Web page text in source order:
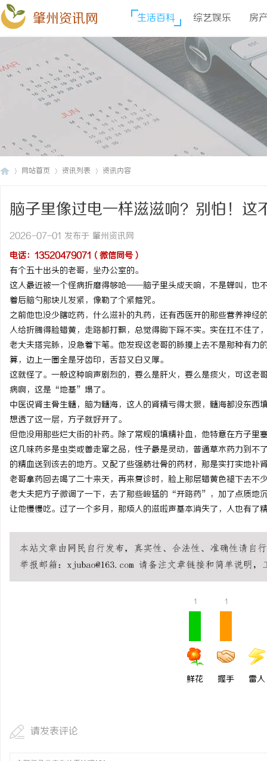
肇州资讯网 生活百科 综艺娱乐 房
网站首页 资讯列表 资讯内容
脑子里像过电一样滋滋响？别怕！
塞”了，疏通是关键
2026-07-01 发布于 肇州资讯网
电话：13520479071（微信同号）
有个五十出头的老哥，坐办公室的。
这人最近被一个怪病折磨得够呛——脑子里头成天响，不是蝉叫，
着后脑勺那块儿发紧，像勒了个紧箍咒。
之前他也没少瞎吃药，什么滋补的丸药，还有西医开的那些营养神经
人给折腾得脸蜡黄，走路都打飘，总觉得脚下踩不实。实在扛不住了
老大夫搭完脉，没急着下笔。他发现这老哥的脉摸上去不是那种有
算，边上一圈全是牙齿印，舌苔又白又厚。
这就怪了。一般这种响声剧烈的，要么是肝火，要么是痰火，可这
病啊，这是“地基”塌了。
中医说肾主骨生髓，脑为髓海，这人的肾精亏得太狠，髓海都没东西
想透了这一层，方子就好开了。
但他没用那些烂大街的补药。除了常规的填精补血，他特意在方子
这几味药多是虫类或善走窜之品，性子最是灵动，普通草木药力到
的精血送到该去的地方。又配了些强筋壮骨的药材，那是实打实地补
老哥拿药回去喝了二十来天，再来复诊时，脸上那层蜡黄色褪下去不
老大夫把方子微调了一下，去了那些峻猛的“开路药”，加了点质地
让他慢慢吃。过了一个多月，那烦人的滋啦声基本消失了，人也有了
1
鲜花
1
握手 雷人
请发表评论
汉配眼镜 上海配眼镜 武汉配眼镜 上海配眼镜